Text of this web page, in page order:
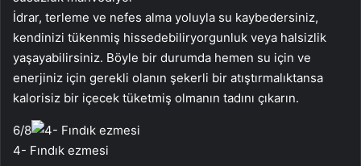
İdrar, terleme ve nefes alma yoluyla su kaybedersiniz,
kendinizi tükenmiş hissedebiliryorgunluk veya halsizlik
yaşayabilirsiniz. Böyle bir durumda hemen su için ve
enerjiniz için gerekli olanın şekerli bir atıştırmalıktansa
kalorisiz bir içecek tüketmiş olmanın tadını çıkarın.
6/8
4- Fındık ezmesi